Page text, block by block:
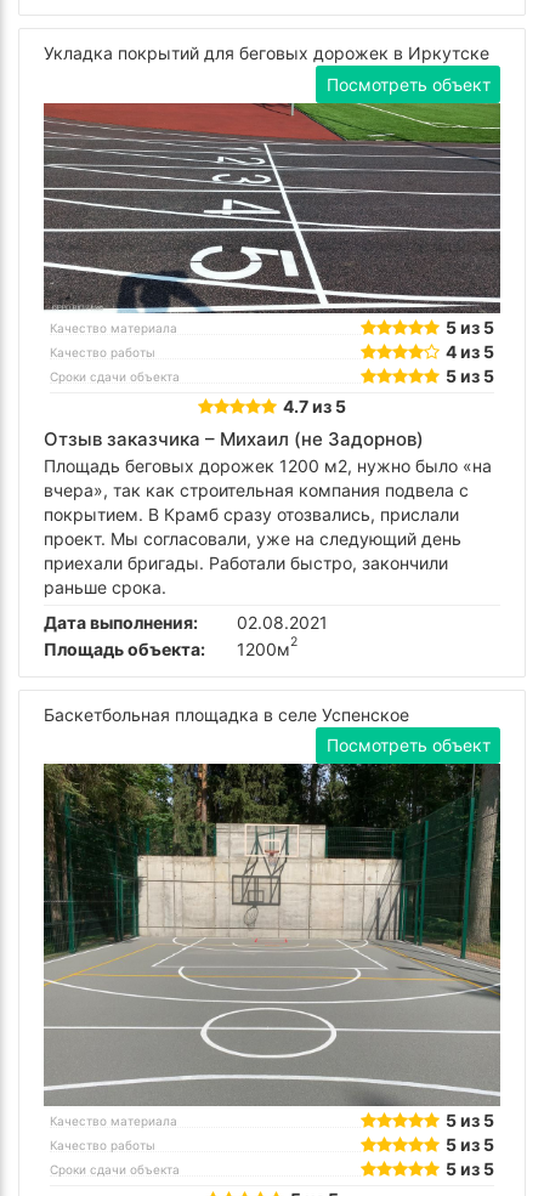
Укладка покрытий для беговых дорожек в Иркутске
Посмотреть объект
Качество материала 5 из 5
Качество работы 4 из 5
Сроки сдачи объекта
5 из 5
4.7 из 5
Отзыв заказчика – Михаил (не Задорнов)
Площадь беговых дорожек 1200 м2, нужно было «на
вчера», так как строительная компания подвела с
покрытием. В Крамб сразу отозвались, прислали
проект. Мы согласовали, уже на следующий день
приехали бригады. Работали быстро, закончили
раньше срока.
Дата выполнения:
02.08.2021
Площадь объекта:
1200м2
Баскетбольная площадка в селе Успенское
Посмотреть объект
Качество материала 5 из 5
Качество работы 5 из 5
Сроки сдачи объекта
5 из 5